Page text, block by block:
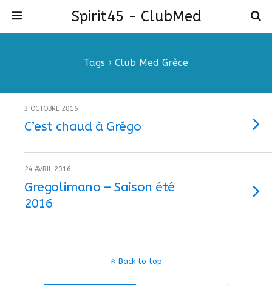
Spirit45 - ClubMed
Tags › Club Med Grèce
3 OCTOBRE 2016
C’est chaud à Grégo
24 AVRIL 2016
Gregolimano – Saison été
2016
Back to top